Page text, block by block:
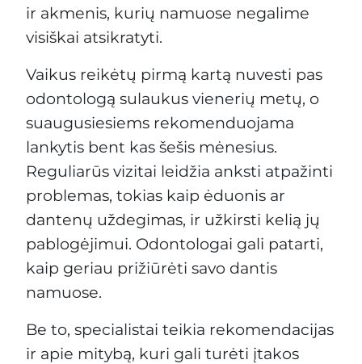
ir akmenis, kurių namuose negalime
visiškai atsikratyti.
Vaikus reikėtų pirmą kartą nuvesti pas
odontologą sulaukus vienerių metų, o
suaugusiesiems rekomenduojama
lankytis bent kas šešis mėnesius.
Reguliarūs vizitai leidžia anksti atpažinti
problemas, tokias kaip ėduonis ar
dantenų uždegimas, ir užkirsti kelią jų
pablogėjimui. Odontologai gali patarti,
kaip geriau prižiūrėti savo dantis
namuose.
Be to, specialistai teikia rekomendacijas
ir apie mitybą, kuri gali turėti įtakos